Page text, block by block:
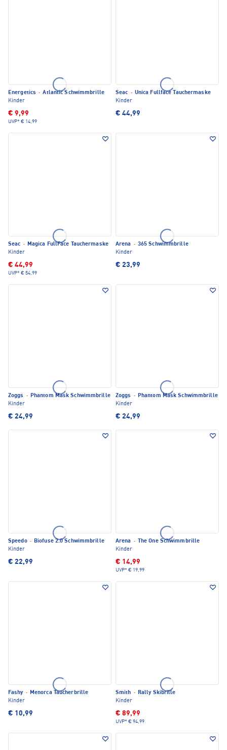
Energetics · Atlantic Schwimmbrille
Kinder
€ 9,99
UVP* € 14,99
Seac · Unica Fullface Tauchermaske
Kinder
€ 44,99
Seac · Magica FullFace Tauchermaske
Kinder
€ 44,99
UVP* € 54,99
Arena · 365 Schwimmbrille
Kinder
€ 23,99
Zoggs · Phantom Mask Schwimmbrille
Kinder
€ 24,99
Zoggs · Phantom Mask Schwimmbrille
Kinder
€ 24,99
Speedo · Biofuse 2.0 Schwimmbrille
Kinder
€ 22,99
Arena ·
The One Schwimmbrille
Kinder
€ 14,99
UVP* € 19,99
Fashy · Menorca Taucherbrille
Kinder
€ 10,99
Smith · Rally Skibrille
Kinder
€ 89,99
UVP* € 94,99